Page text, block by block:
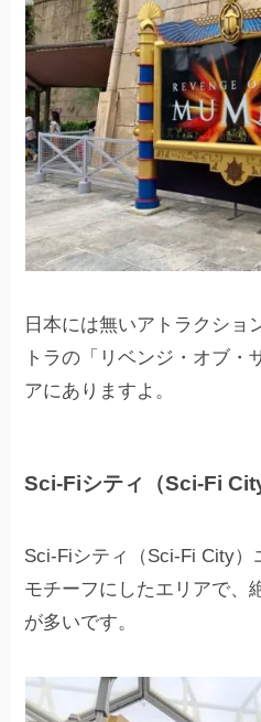
日本には無いアトラクショ
トラの「リベンジ・オブ・
アにありますよ。
Sci-Fiシティ（Sci-Fi
Sci-Fiシティ（Sci-Fi City）
モチーフにしたエリアで、
が多いです。